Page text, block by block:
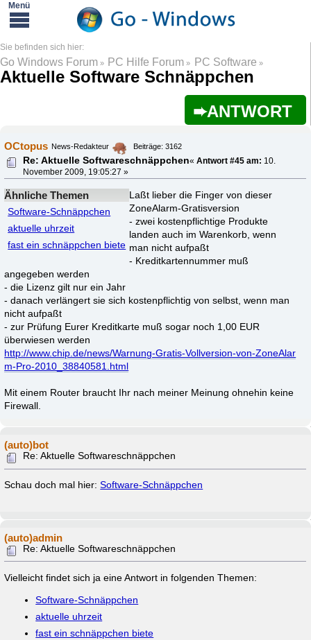
Go Windows Forum » PC Hilfe Forum » PC Software »
Aktuelle Software Schnäppchen
ANTWORT
OCtopus News-Redakteur Beiträge: 3162
Re: Aktuelle Softwareschnäppchen«Antwort #45 am: 10.
November 2009, 19:05:27 »
Ähnliche Themen
Software-Schnäppchen
aktuelle uhrzeit
fast ein schnäppchen biete
Laßt lieber die Finger von dieser
ZoneAlarm-Gratisversion
- zwei kostenpflichtige Produkte
landen auch im Warenkorb, wenn
man nicht aufpaßt
- Kreditkartennummer muß
angegeben werden
- die Lizenz gilt nur ein Jahr
- danach verlängert sie sich kostenpflichtig von selbst, wenn man
nicht aufpaßt
- zur Prüfung Eurer Kreditkarte muß sogar noch 1,00 EUR
überwiesen werden
http://www.chip.de/news/Warnung-Gratis-Vollversion-von-ZoneAlar
m-Pro-2010_38840581.html
Mit einem Router braucht Ihr nach meiner Meinung ohnehin keine
Firewall.
(auto)bot
Re: Aktuelle Softwareschnäppchen
Schau doch mal hier:Software-Schnäppchen
(auto)admin
Re: Aktuelle Softwareschnäppchen
Vielleicht findet sich ja eine Antwort in folgenden Themen:
Software-Schnäppchen
aktuelle uhrzeit
fast ein schnäppchen biete